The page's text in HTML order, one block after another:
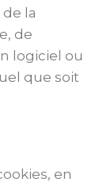
la
de
logiciel ou
que soit
en